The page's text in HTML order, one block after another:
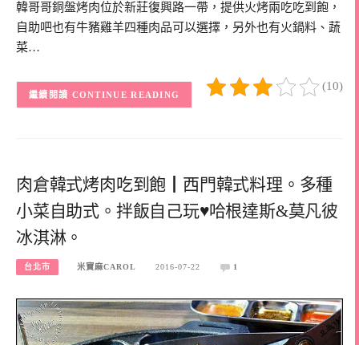
韓哥哥銅盤烤肉位於新莊復興路一帶，提供火烤兩吃吃到飽，
自助吧也有牛豬雞羊四種肉品可以選擇，另外也有火鍋料、蔬
菜…
(10)
CONTINUE READING
肉倉韓式烤肉吃到飽┃西門韓式料理。多種
小菜自助式。拌飯自己玩♥哈根達斯&莫凡彼
冰淇淋。
台北市 米寶麻CAROL 2016-07-22 1